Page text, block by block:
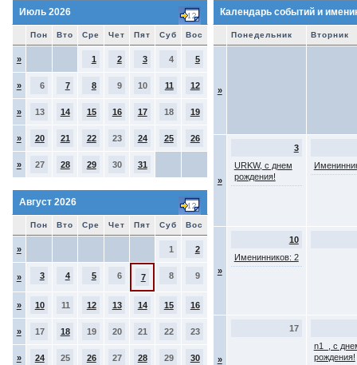
Июль 2026
Пон Вто Сре Чет Пят Суб Вос
» 1 2 3 4 5
» 6 7 8 9 10 11 12
» 13 14 15 16 17 18 19
» 20 21 22 23 24 25 26
» 27 28 29 30 31
Август 2026
Пон Вто Сре Чет Пят Суб Вос
» 1 2
» 3 4 5 6 7 8 9
» 10 11 12 13 14 15 16
» 17 18 19 20 21 22 23
» 24 25 26 27 28 29 30
Календарь событий и
Понедельник Вторник
»
»
3
URKW, с днем
рождения!
»
10
Именинников: 2
»
17
n1_, с
рождения!